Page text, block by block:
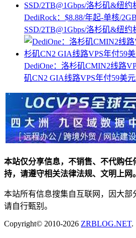
DediRock：$8.88/年起-单核/
SSD/2TB@1Gbps/洛杉矶&纽约
DediOne：洛杉矶CMIN2线路
矶CN2 GIA线路VPS年付59美
本站仅分享信息，不销售、不代购任
持，请遵守相关法律法规、文明上网。
本站所有信息搜集自互联网，因大部
请自行甄别。
Copyright© 2010-2026 ZRBLOG.NET.